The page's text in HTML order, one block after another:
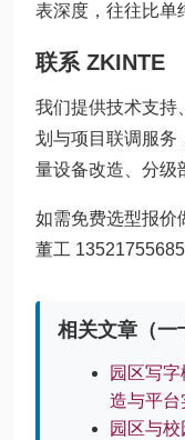
表深度，往往比单
联系 ZKINTE
我们提供技术支持
划与项目联调服务
量设备改造、分级
如需免费选型报价
董工 13521755685
相关文章（一
园区写
造与平台
园区与校